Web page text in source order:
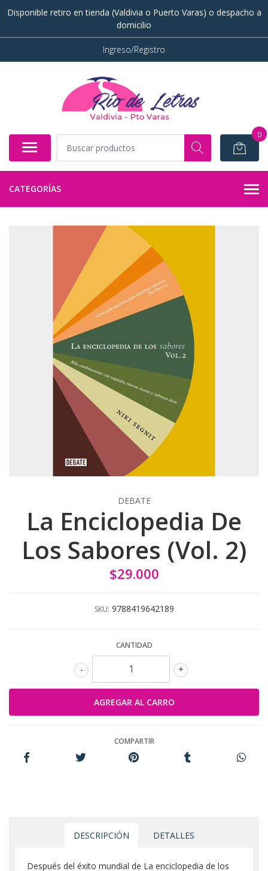
Disponible retiro en tienda (Valdivia o Puerto Varas) o despacho a
domicilio
Ingreso/Registro
0
CATEGORÍAS
DEBATE
La Enciclopedia De
Los Sabores (Vol. 2)
$29.000
SKU: 9788419642189
CANTIDAD
+
-
COMPARTIR
DESCRIPCIÓN DETALLES
Después del éxito mundial de La enciclopedia de los